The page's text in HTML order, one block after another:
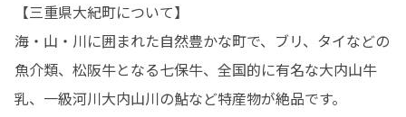
【三重県大紀町について】
海・山・川に囲まれた自然豊かな町で、ブリ、タイなどの
魚介類、松阪牛となる七保牛、全国的に有名な大内山牛
乳、一級河川大内山川の鮎など特産物が絶品です。